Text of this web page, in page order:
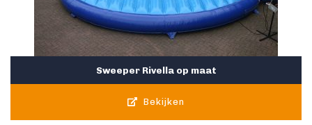
Sweeper Rivella op maat
Bekijken